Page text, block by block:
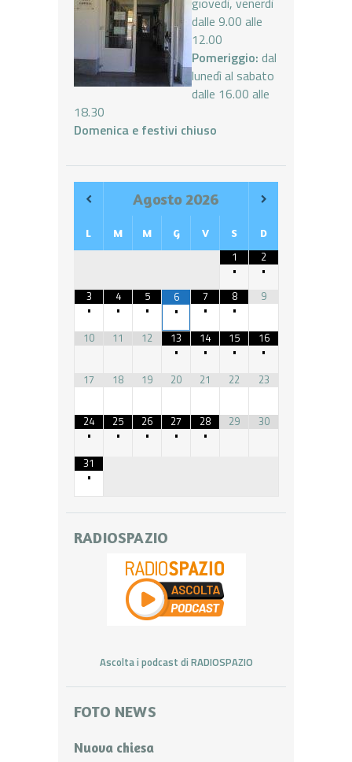
dalle 9.00 alle
12.00
Pomeriggio: dal
lunedì al sabato
dalle 16.00 alle
18.30
Domenica e festivi chiuso
Agosto 2026
L M M G V S D
1
•
2
•
3
•
4
•
5
•
6
•
7
•
8
•
9
10 11 12
13
•
14
•
15
•
16
•
17
18 19 20 21 22 23
24
•
25
•
26
•
27
•
28
•
29 30
31
•
RADIOSPAZIO
Ascolta i podcast di RADIOSPAZIO
FOTO NEWS
Nuova chiesa